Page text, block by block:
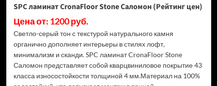
SPC ламинат CronaFloor Stone Саломон (Рейтинг цен)
Цена от: 1200 руб.
Светло-серый тон с текстурой натурального камня
органично дополняет интерьеры в стилях лофт,
минимализм и сканди. SPC ламинат CronaFloor Stone
Саломон представляет собой кварцвиниловое покрытие 43
класса износостойкости толщиной 4 мм.Материал на 100%